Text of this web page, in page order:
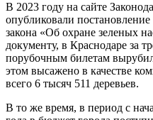
В 2023 году на сайте
опубликовали
закона «Об охране зеленых
документу, в Краснодаре за
порубочным билетам
этом высажено в качестве
всего 6 тысяч 511 деревьев.
В то же время, в период с